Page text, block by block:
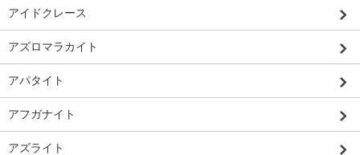
アイドクレース
アズロマラカイト
アパタイト
アフガナイト
アズライト